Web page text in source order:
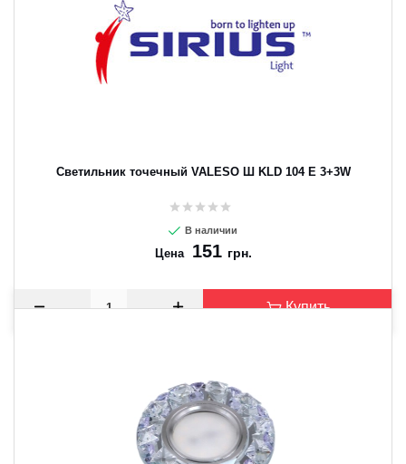
Светильник точечный VALESO Ш KLD 104 E 3+3W
В наличии
Цена 151 грн.
Купить